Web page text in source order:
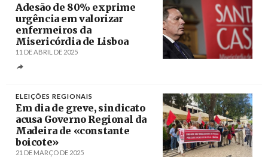
Adesão de 80% exprime
urgência em valorizar
enfermeiros da
Misericórdia de Lisboa
11 DE ABRIL DE 2025
ELEIÇÕES REGIONAIS
Em dia de greve, sindicato
acusa Governo Regional da
Madeira de «constante
boicote»
21 DE MARÇO DE 2025